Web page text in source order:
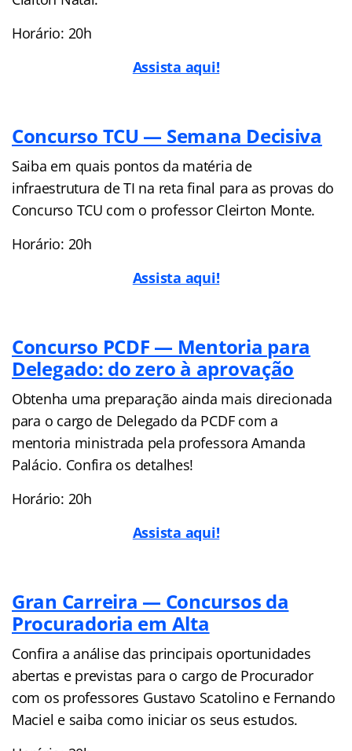
Horário: 20h
Assista aqui!
Concurso TCU — Semana Decisiva
Saiba em quais pontos da matéria de
infraestrutura de TI na reta final para as provas do
Concurso TCU com o professor Cleirton Monte.
Horário: 20h
Assista aqui!
Concurso PCDF — Mentoria para
Delegado: do zero à aprovação
Obtenha uma preparação ainda mais direcionada
para o cargo de Delegado da PCDF com a
mentoria ministrada pela professora Amanda
Palácio. Confira os detalhes!
Horário: 20h
Assista aqui!
Gran Carreira — Concursos da
Procuradoria em Alta
Confira a análise das principais oportunidades
abertas e previstas para o cargo de Procurador
com os professores Gustavo Scatolino e Fernando
Maciel e saiba como iniciar os seus estudos.